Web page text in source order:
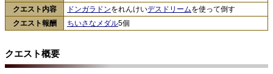
クエスト内容
ドンガラドンをれんけいデスドリームを使って倒す
クエスト報酬
ちいさなメダル5個
クエスト概要